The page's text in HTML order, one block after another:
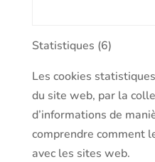
Statistiques (6)
Les cookies
du site web, par la
d’informations de
comprendre comment
avec les sites web.